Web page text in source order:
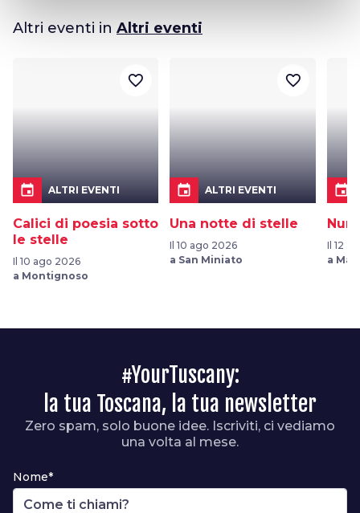
Altri eventi in Altri eventi
event ALTRI EVENTI
Calici di poesia sotto
le stelle
Il 10 ago 2026
a Montignoso
favorite_border
event ALTRI EVENTI
Una notte di stelle
Il 10 ago 2026
a San Miniato
favorite_border
event
Il 12
a
#YourTuscany:
la tua Toscana, la tua newsletter
Zero spam, solo buone idee. Iscriviti, ci vediamo
una volta al mese.
Nome*